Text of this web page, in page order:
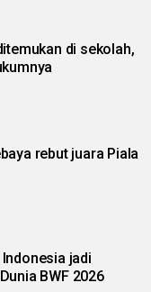
di sekolah,
rebut juara Piala
jadi
BWF 2026